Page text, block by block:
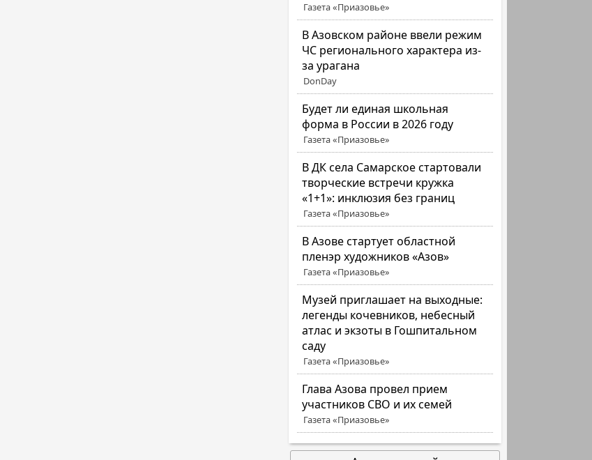
Газета «Приазовье»
В Азовском районе ввели режим
ЧС регионального характера из-
за урагана
DonDay
Будет ли единая школьная
форма в России в 2026 году
Газета «Приазовье»
В ДК села Самарское стартовали
творческие встречи кружка
«1+1»: инклюзия без границ
Газета «Приазовье»
В Азове стартует областной
пленэр художников «Азов»
Газета «Приазовье»
Музей приглашает на выходные:
легенды кочевников, небесный
атлас и экзоты в Гошпитальном
саду
Газета «Приазовье»
Глава Азова провел прием
участников СВО и их семей
Газета «Приазовье»